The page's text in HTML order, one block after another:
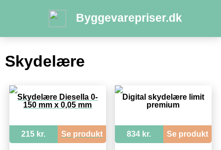
Byggevarepriser.dk
Skydelære
Skydelære Diesella 0-
150 mm x 0,05 mm
215 kr. Se produkt
Digital skydelære limit
premium
834 kr. Se produkt